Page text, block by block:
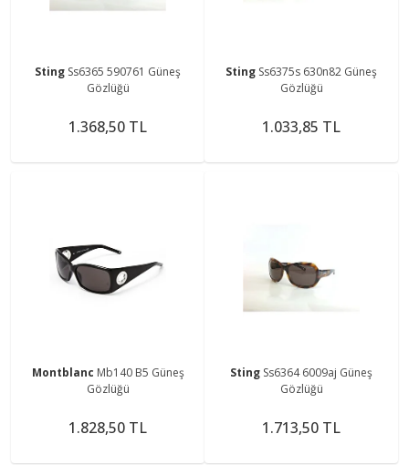
Sting Ss6365 590761 Güneş
Gözlüğü
1.368,50 TL
Sting Ss6375s 630n82 Güneş
Gözlüğü
1.033,85 TL
Montblanc Mb140 B5 Güneş
Gözlüğü
1.828,50 TL
Sting Ss6364 6009aj Güneş
Gözlüğü
1.713,50 TL